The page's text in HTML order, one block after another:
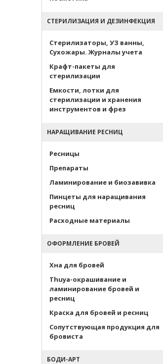
СТЕРИЛИЗАЦИЯ И ДЕЗИНФЕКЦИЯ
Стерилизаторы, УЗ ванны,
Сухожары. Журналы учета
Крафт-пакеты для
стерилизации
Емкости, лотки для
стерилизации и хранения
инструментов и фрез
НАРАЩИВАНИЕ РЕСНИЦ
Ресницы
Препараты
Ламинирование и биозавивка
Пинцеты для наращивания
ресниц
Расходные материалы
ОФОРМЛЕНИЕ БРОВЕЙ
Хна для бровей
Thuya-окрашивание и
ламинирование бровей и
ресниц
Краска для бровей и ресниц
Сопутствующая продукция для
бровиста
БОДИ-АРТ